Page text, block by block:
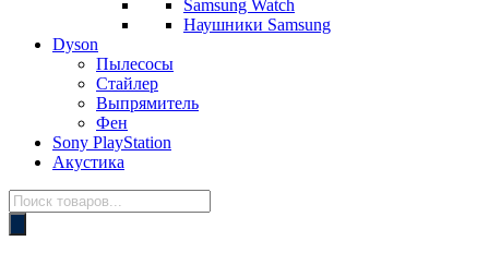
Samsung Watch
Наушники Samsung
Dyson
Пылесосы
Стайлер
Выпрямитель
Фен
Sony PlayStation
Акустика
Поиск
товаров